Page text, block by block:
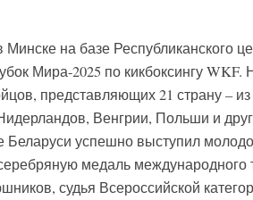
на базе Республиканского
Мира-2025 по кикбоксингу
представляющих 21 страну –
Венгрии, Польши и
Беларуси успешно выступил
медаль
судья Всероссийской